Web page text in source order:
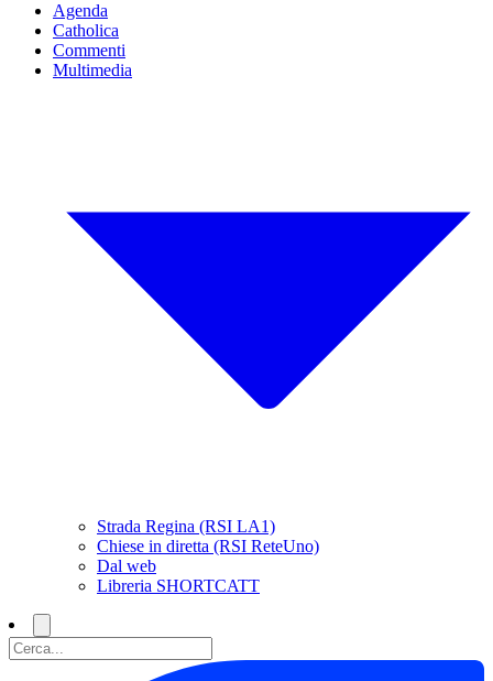
Agenda
Catholica
Commenti
Multimedia
Strada Regina (RSI LA1)
Chiese in diretta (RSI ReteUno)
Dal web
Libreria SHORTCATT